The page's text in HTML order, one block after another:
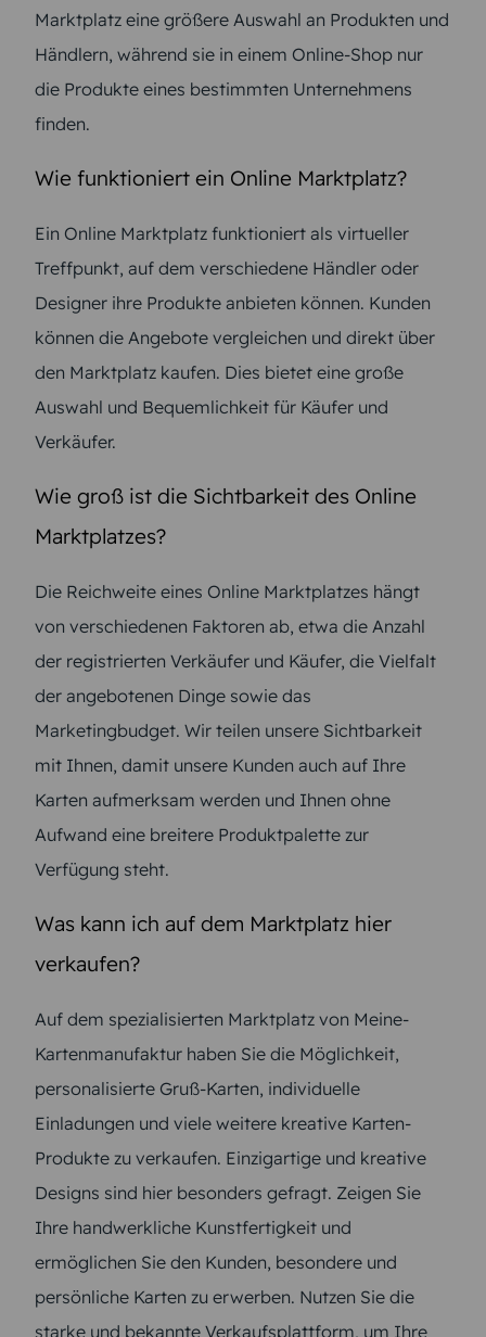
Marktplatz eine größere Auswahl an Produkten und
Händlern, während sie in einem Online-Shop nur
die Produkte eines bestimmten Unternehmens
finden.
Wie funktioniert ein Online Marktplatz?
Ein Online Marktplatz funktioniert als virtueller
Treffpunkt, auf dem verschiedene Händler oder
Designer ihre Produkte anbieten können. Kunden
können die Angebote vergleichen und direkt über
den Marktplatz kaufen. Dies bietet eine große
Auswahl und Bequemlichkeit für Käufer und
Verkäufer.
Wie groß ist die Sichtbarkeit des Online
Marktplatzes?
Die Reichweite eines Online Marktplatzes hängt
von verschiedenen Faktoren ab, etwa die Anzahl
der registrierten Verkäufer und Käufer, die Vielfalt
der angebotenen Dinge sowie das
Marketingbudget. Wir teilen unsere Sichtbarkeit
mit Ihnen, damit unsere Kunden auch auf Ihre
Karten aufmerksam werden und Ihnen ohne
Aufwand eine breitere Produktpalette zur
Verfügung steht.
Was kann ich auf dem Marktplatz hier
verkaufen?
Auf dem spezialisierten Marktplatz von Meine-
Kartenmanufaktur haben Sie die Möglichkeit,
personalisierte Gruß-Karten, individuelle
Einladungen und viele weitere kreative Karten-
Produkte zu verkaufen. Einzigartige und kreative
Designs sind hier besonders gefragt. Zeigen Sie
Ihre handwerkliche Kunstfertigkeit und
ermöglichen Sie den Kunden, besondere und
persönliche Karten zu erwerben. Nutzen Sie die
starke und bekannte Verkaufsplattform, um Ihre